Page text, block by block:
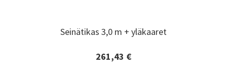
Seinätikas 3,0 m + yläkaaret
261,43 €
Seinätikas 3,0 m + yläkaaret
Lisätiedot ja tilaaminen